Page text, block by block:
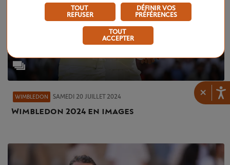
×
WIMBLEDON SAMEDI 20 JUILLET 2024
Wimbledon 2024 en images
TOUT
REFUSER
DÉFINIR VOS
PRÉFÉRENCES
TOUT
ACCEPTER